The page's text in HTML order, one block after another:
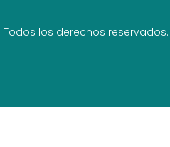
Todos los derechos reservados.